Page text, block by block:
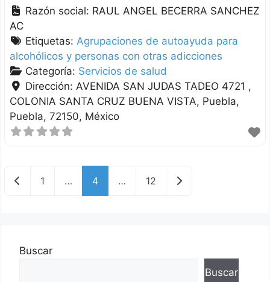
Razón social: RAUL ANGEL BECERRA SANCHEZ
AC
Etiquetas: Agrupaciones de autoayuda para
alcohólicos y personas con otras adicciones
Categoría: Servicios de salud
Dirección: AVENIDA SAN JUDAS TADEO 4721 ,
COLONIA SANTA CRUZ BUENA VISTA Puebla
Puebla 72150 México
Nuevas entradas
1 … 4 … 12 Entradas anteriores
Buscar
Buscar